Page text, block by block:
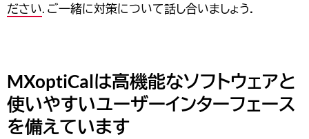
ださい. ご一緒に対策について話し合いましょう．
MXoptiCalは高機能なソフトウェアと
使いやすいユーザーインターフェース
を備えています